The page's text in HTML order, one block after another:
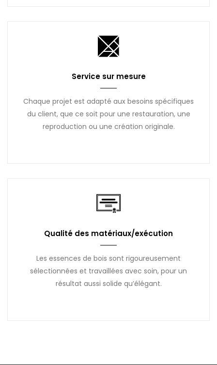
Service sur mesure
Chaque projet est adapté aux besoins spécifiques
du client, que ce soit pour une restauration, une
reproduction ou une création originale.
Qualité des matériaux/exécution
Les essences de bois sont rigoureusement
sélectionnées et travaillées avec soin, pour un
résultat aussi solide qu’élégant.